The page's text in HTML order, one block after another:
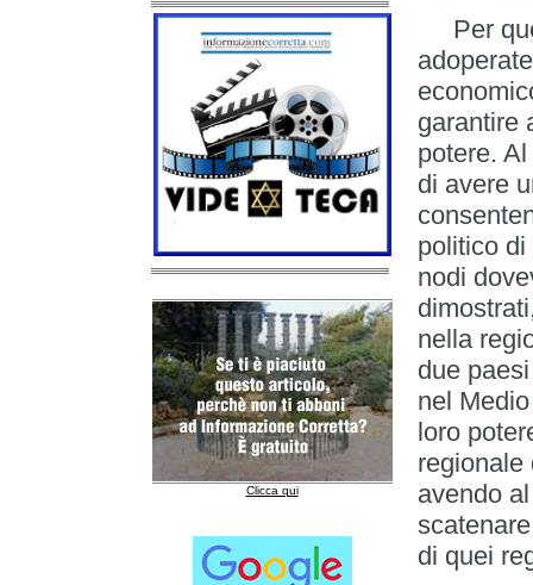
Clicca qui
Per
garantire
potere.
di avere
politico di
nodi
nella
due
nel
loro
regionale
avendo
di quei